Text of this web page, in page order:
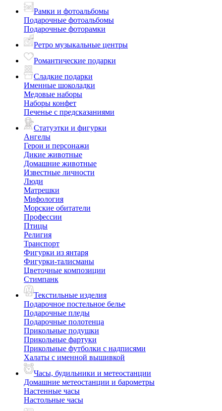
Рамки и фотоальбомы
Подарочные фотоальбомы
Подарочные фоторамки
Ретро музыкальные центры
Романтические подарки
Сладкие подарки
Именные шоколадки
Медовые наборы
Наборы конфет
Печенье с предсказаниями
Статуэтки и фигурки
Ангелы
Герои и персонажи
Дикие животные
Домашние животные
Известные личности
Люди
Матрешки
Мифология
Морские обитатели
Профессии
Птицы
Религия
Транспорт
Фигурки из янтаря
Фигурки-талисманы
Цветочные композиции
Стимпанк
Текстильные изделия
Подарочное постельное белье
Подарочные пледы
Подарочные полотенца
Прикольные подушки
Прикольные фартуки
Прикольные футболки с надписями
Халаты с именной вышивкой
Часы, будильники и метеостанции
Домашние метеостанции и барометры
Настенные часы
Настольные часы